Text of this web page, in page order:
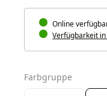
Online
Verfügbarkeit
Farbgruppe